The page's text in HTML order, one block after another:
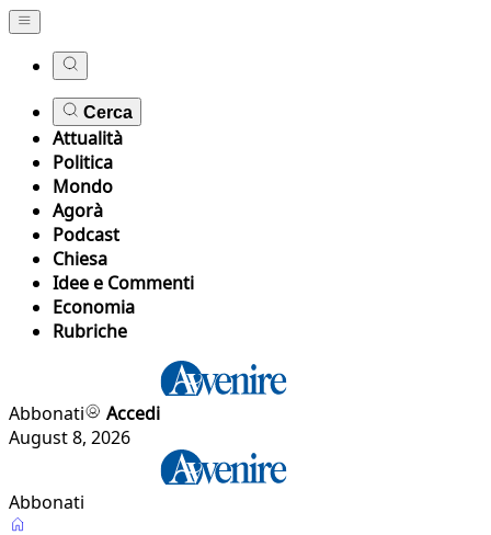
Cerca
Attualità
Politica
Mondo
Agorà
Podcast
Chiesa
Idee e Commenti
Economia
Rubriche
Abbonati
Accedi
August 8, 2026
Abbonati